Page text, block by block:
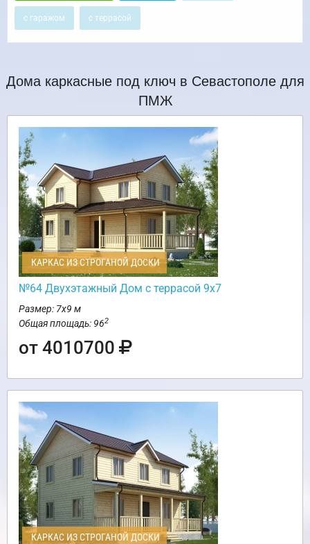
с гаражом с террасой
Дома каркасные под ключ в Севастополе для
ПМЖ
КАРКАС ИЗ СТРОГАНОЙ ДОСКИ
№64 Двухэтажный Дом с террасой 9х7
Размер: 7х9 м
Общая площадь: 962
от 4010700
КАРКАС ИЗ СТРОГАНОЙ ДОСКИ